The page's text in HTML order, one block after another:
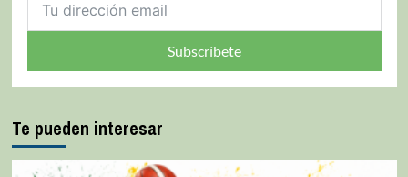
Subscríbete
Te pueden interesar